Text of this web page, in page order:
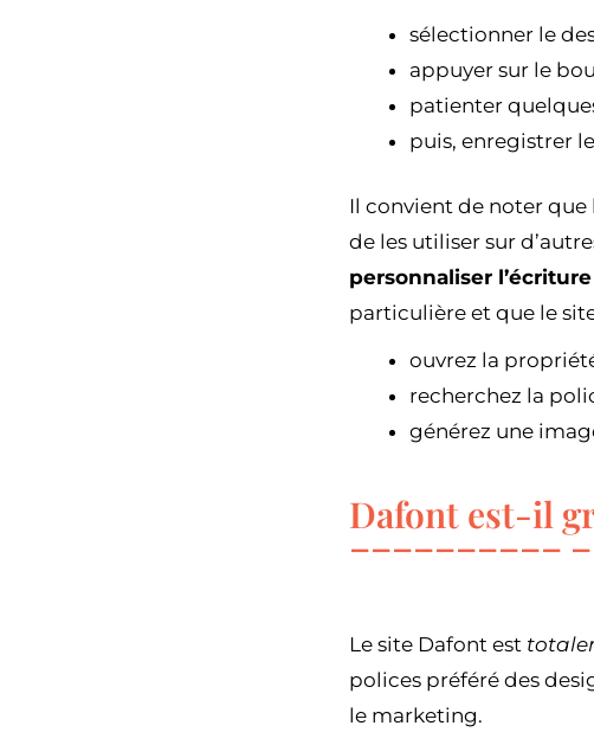
sélectionner le
appuyer sur le
patienter
puis, enregistrer
Il convient de noter
de les utiliser sur
personnaliser l’écriture
particulière et que le
ouvrez la
recherchez la
générez une
Dafont est-il
Le site Dafont est
polices préféré des
le marketing.